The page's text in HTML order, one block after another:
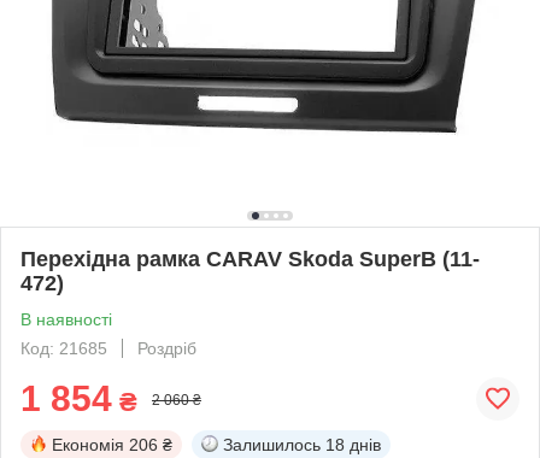
Перехідна рамка CARAV Skoda SuperB (11-
472)
В наявності
Код: 21685
Роздріб
1 854 ₴ 2 060 ₴
Економія 206 ₴ Залишилось 18 днів